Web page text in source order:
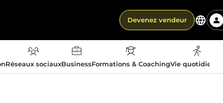
Devenez vendeur
Réseaux sociauxBusinessFormations & CoachingVie